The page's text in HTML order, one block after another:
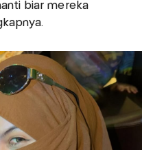
biar mereka